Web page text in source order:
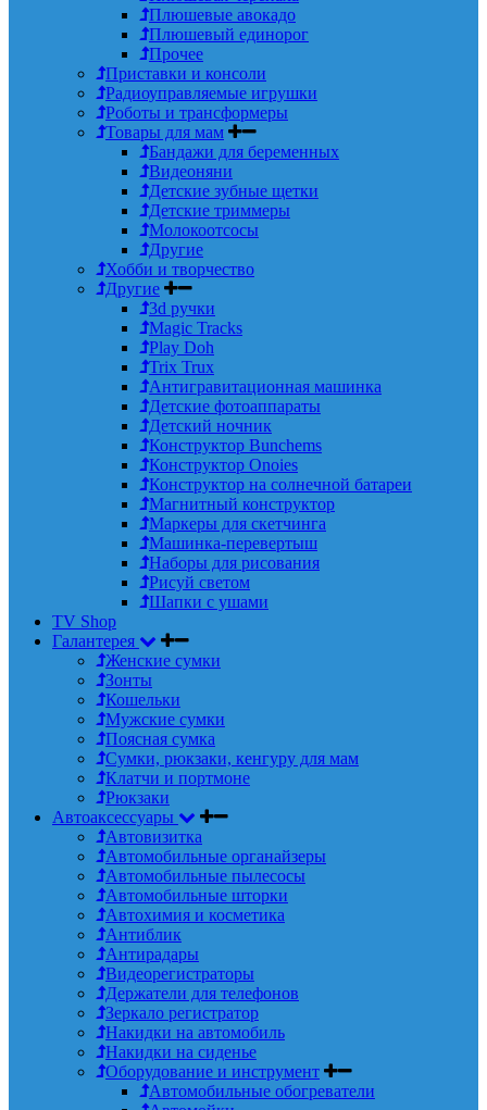
Плюшевые авокадо
Плюшевый единорог
Прочее
Приставки и консоли
Радиоуправляемые игрушки
Роботы и трансформеры
Товары для мам
Бандажи для беременных
Видеоняни
Детские зубные щетки
Детские триммеры
Молокоотсосы
Другие
Хобби и творчество
Другие
3d ручки
Magic Tracks
Play Doh
Trix Trux
Антигравитационная машинка
Детские фотоаппараты
Детский ночник
Конструктор Bunchems
Конструктор Onoies
Конструктор на солнечной батареи
Магнитный конструктор
Маркеры для скетчинга
Машинка-перевертыш
Наборы для рисования
Рисуй светом
Шапки с ушами
TV Shop
Галантерея
Женские сумки
Зонты
Кошельки
Мужские сумки
Поясная сумка
Сумки, рюкзаки, кенгуру для мам
Клатчи и портмоне
Рюкзаки
Автоаксессуары
Автовизитка
Автомобильные органайзеры
Автомобильные пылесосы
Автомобильные шторки
Автохимия и косметика
Антиблик
Антирадары
Видеорегистраторы
Держатели для телефонов
Зеркало регистратор
Накидки на автомобиль
Накидки на сиденье
Оборудование и инструмент
Автомобильные обогреватели